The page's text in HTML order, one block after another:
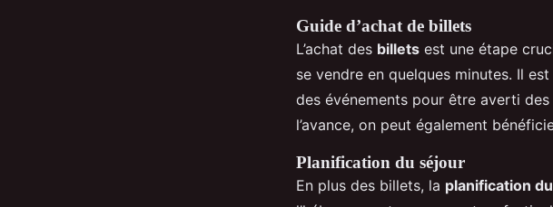
Guide d’achat de billets
L’achat des billets est une étape
se vendre en quelques minutes. Il
des événements pour être averti
l’avance, on peut également
Planification du séjour
En plus des billets, la planification